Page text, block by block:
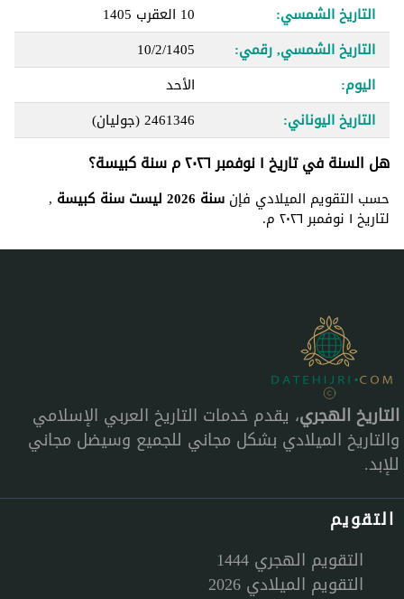
التاريخ الشمسي:
10 العقرب 1405
التاريخ الشمسي, رقمي:
10/2/1405
اليوم:
الأحد
التاريخ اليوناني:
2461346(جوليان)
هل السنة في تاريخ ١ نوفمبر ٢٠٢٦ م سنة كبيسة؟
حسب التقويم الميلادي فإن سنة 2026 ليست سنة كبيسة ,
لتاريخ ١ نوفمبر ٢٠٢٦ م.
التاريخ الهجري، يقدم خدمات التاريخ العربي الإسلامي
والتاريخ الميلادي بشكل مجاني للجميع وسيضل مجاني
للإبد.
التقويم
التقويم الهجري 1444
التقويم الميلادي 2026